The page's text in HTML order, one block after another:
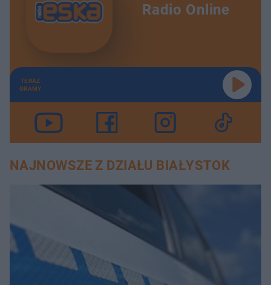
Radio Online
TERAZ
GRAMY
NAJNOWSZE Z DZIAŁU BIAŁYSTOK